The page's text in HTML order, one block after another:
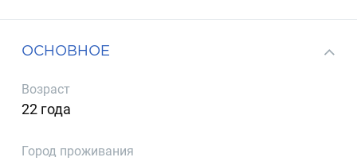
ОСНОВНОЕ
Возраст
22 года
Город проживания